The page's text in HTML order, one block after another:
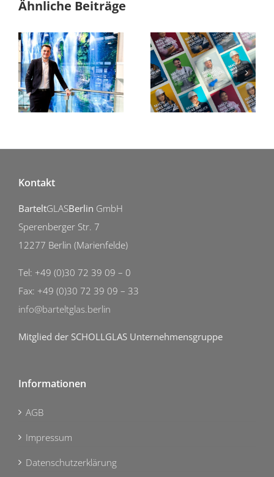
Ähnliche Beiträge
Kontakt
BarteltGLASBerlin GmbH
Sperenberger Str. 7
12277 Berlin (Marienfelde)
Tel: +49 (0)30 72 39 09 – 0
Fax: +49 (0)30 72 39 09 – 33
info@barteltglas.berlin
Mitglied der SCHOLLGLAS Unternehmensgruppe
Informationen
AGB
Impressum
Datenschutzerklärung